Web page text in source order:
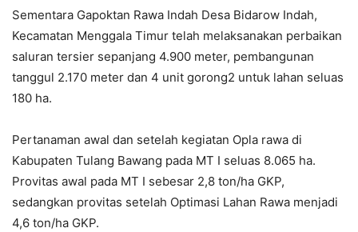
Sementara Gapoktan Rawa Indah Desa Bidarow Indah,
Kecamatan Menggala Timur telah melaksanakan perbaikan
saluran tersier sepanjang 4.900 meter, pembangunan
tanggul 2.170 meter dan 4 unit gorong2 untuk lahan seluas
180 ha.
Pertanaman awal dan setelah kegiatan Opla rawa di
Kabupaten Tulang Bawang pada MT I seluas 8.065 ha.
Provitas awal pada MT I sebesar 2,8 ton/ha GKP,
sedangkan provitas setelah Optimasi Lahan Rawa menjadi
4,6 ton/ha GKP.